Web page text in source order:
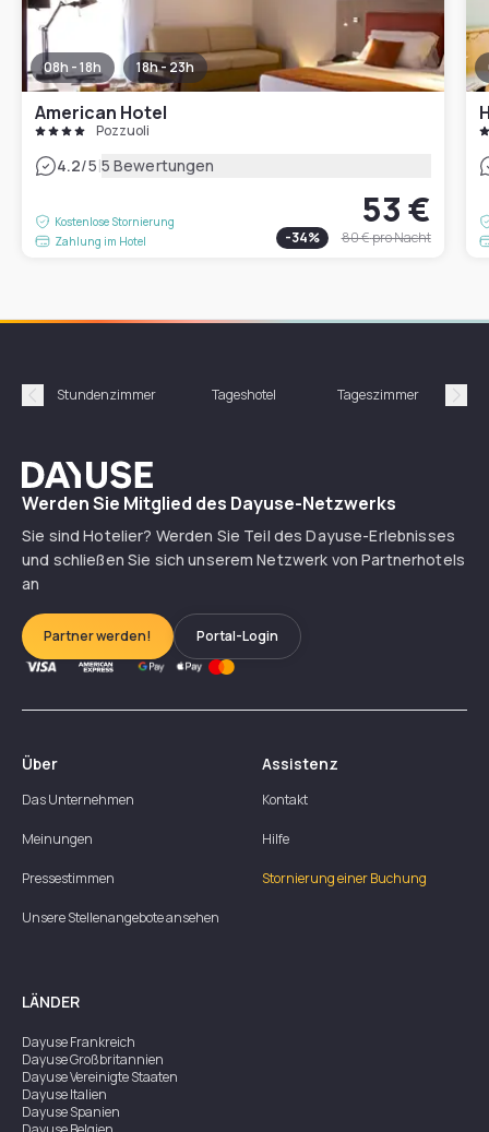
08h - 18h 18h - 23h
American Hotel
Pozzuoli
4.2/5|5 Bewertungen
Kostenlose Stornierung
Zahlung im Hotel
53 €
-34% 80 €pro Nacht
Précédent
Stundenzimmer Tageshotel Tageszimmer
Dayuse
Werden Sie Mitglied des Dayuse-Netzwerks
Sie sind Hotelier? Werden Sie Teil des Dayuse-Erlebnisses
und schließen Sie sich unserem Netzwerk von Partnerhotels
an
Partner werden! Portal-Login
Über
Das Unternehmen
Meinungen
Pressestimmen
Unsere Stellenangebote ansehen
Assistenz
Kontakt
Hilfe
Stornierung einer Buchung
LÄNDER
DayuseFrankreich
DayuseGroßbritannien
DayuseVereinigte Staaten
DayuseItalien
DayuseSpanien